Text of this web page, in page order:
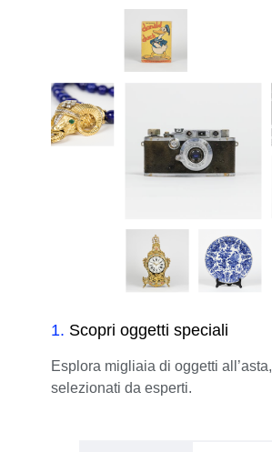
1. Scopri oggetti speciali
Esplora migliaia di oggetti all’asta,
selezionati da esperti.